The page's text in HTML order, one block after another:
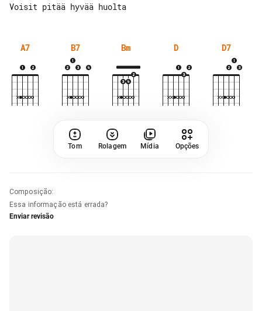
A7 B7 Bm D D7
Tom Rolagem Mídia Opções
Composição:
Essa informação está errada?
Enviar revisão